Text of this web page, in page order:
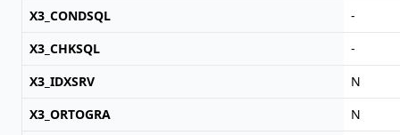
X3_CONDSQL
-
X3_CHKSQL
-
X3_IDXSRV
N
X3_ORTOGRA
N